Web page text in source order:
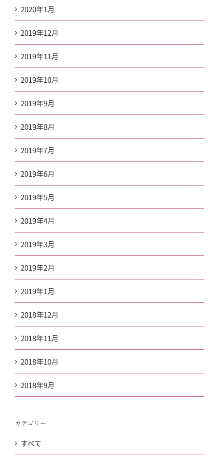
2020年1月
2019年12月
2019年11月
2019年10月
2019年9月
2019年8月
2019年7月
2019年6月
2019年5月
2019年4月
2019年3月
2019年2月
2019年1月
2018年12月
2018年11月
2018年10月
2018年9月
カテゴリー
すべて